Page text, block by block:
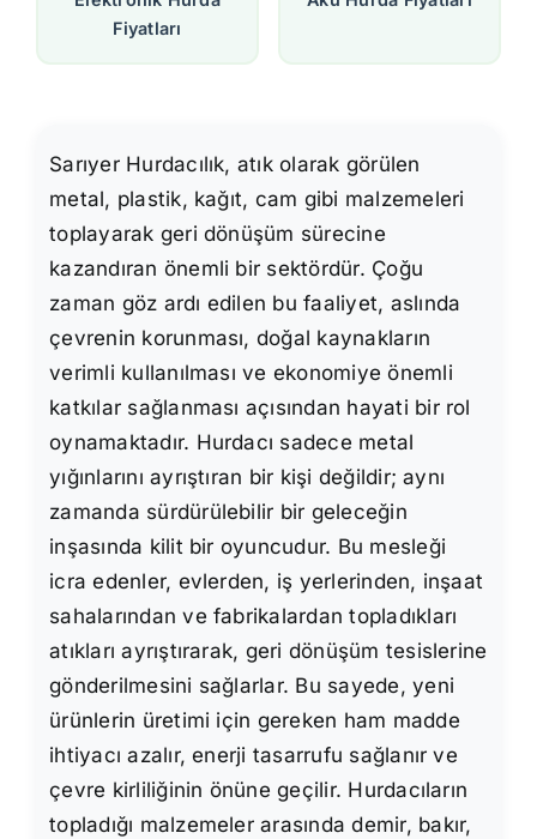
Fiyatları
Sarıyer Hurdacılık, atık olarak görülen
metal, plastik, kağıt, cam gibi malzemeleri
toplayarak geri dönüşüm sürecine
kazandıran önemli bir sektördür. Çoğu
zaman göz ardı edilen bu faaliyet, aslında
çevrenin korunması, doğal kaynakların
verimli kullanılması ve ekonomiye önemli
katkılar sağlanması açısından hayati bir rol
oynamaktadır. Hurdacı sadece metal
yığınlarını ayrıştıran bir kişi değildir; aynı
zamanda sürdürülebilir bir geleceğin
inşasında kilit bir oyuncudur. Bu mesleği
icra edenler, evlerden, iş yerlerinden, inşaat
sahalarından ve fabrikalardan topladıkları
atıkları ayrıştırarak, geri dönüşüm tesislerine
gönderilmesini sağlarlar. Bu sayede, yeni
ürünlerin üretimi için gereken ham madde
ihtiyacı azalır, enerji tasarrufu sağlanır ve
çevre kirliliğinin önüne geçilir. Hurdacıların
topladığı malzemeler arasında demir, bakır,